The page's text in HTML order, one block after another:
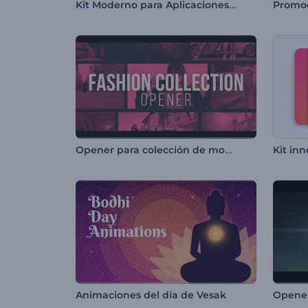
Kit Moderno para Aplicaciones Móviles
Opener para colección de moda
Animaciones del día de Vesak